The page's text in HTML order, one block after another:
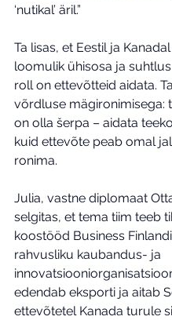
‘nutikal’ äril.”
Ta lisas, et Eestil ja
loomulik ühisosa ja
roll on ettevõtteid aidata.
võrdluse mägironimisega:
on olla šerpa – aidata
kuid ettevõte peab omal
ronima.
Julia, vastne diplomaat
selgitas, et tema tiim teeb
koostööd Business
rahvusliku kaubandus- ja
edendab eksporti ja aitab
ettevõtetel Kanada turule